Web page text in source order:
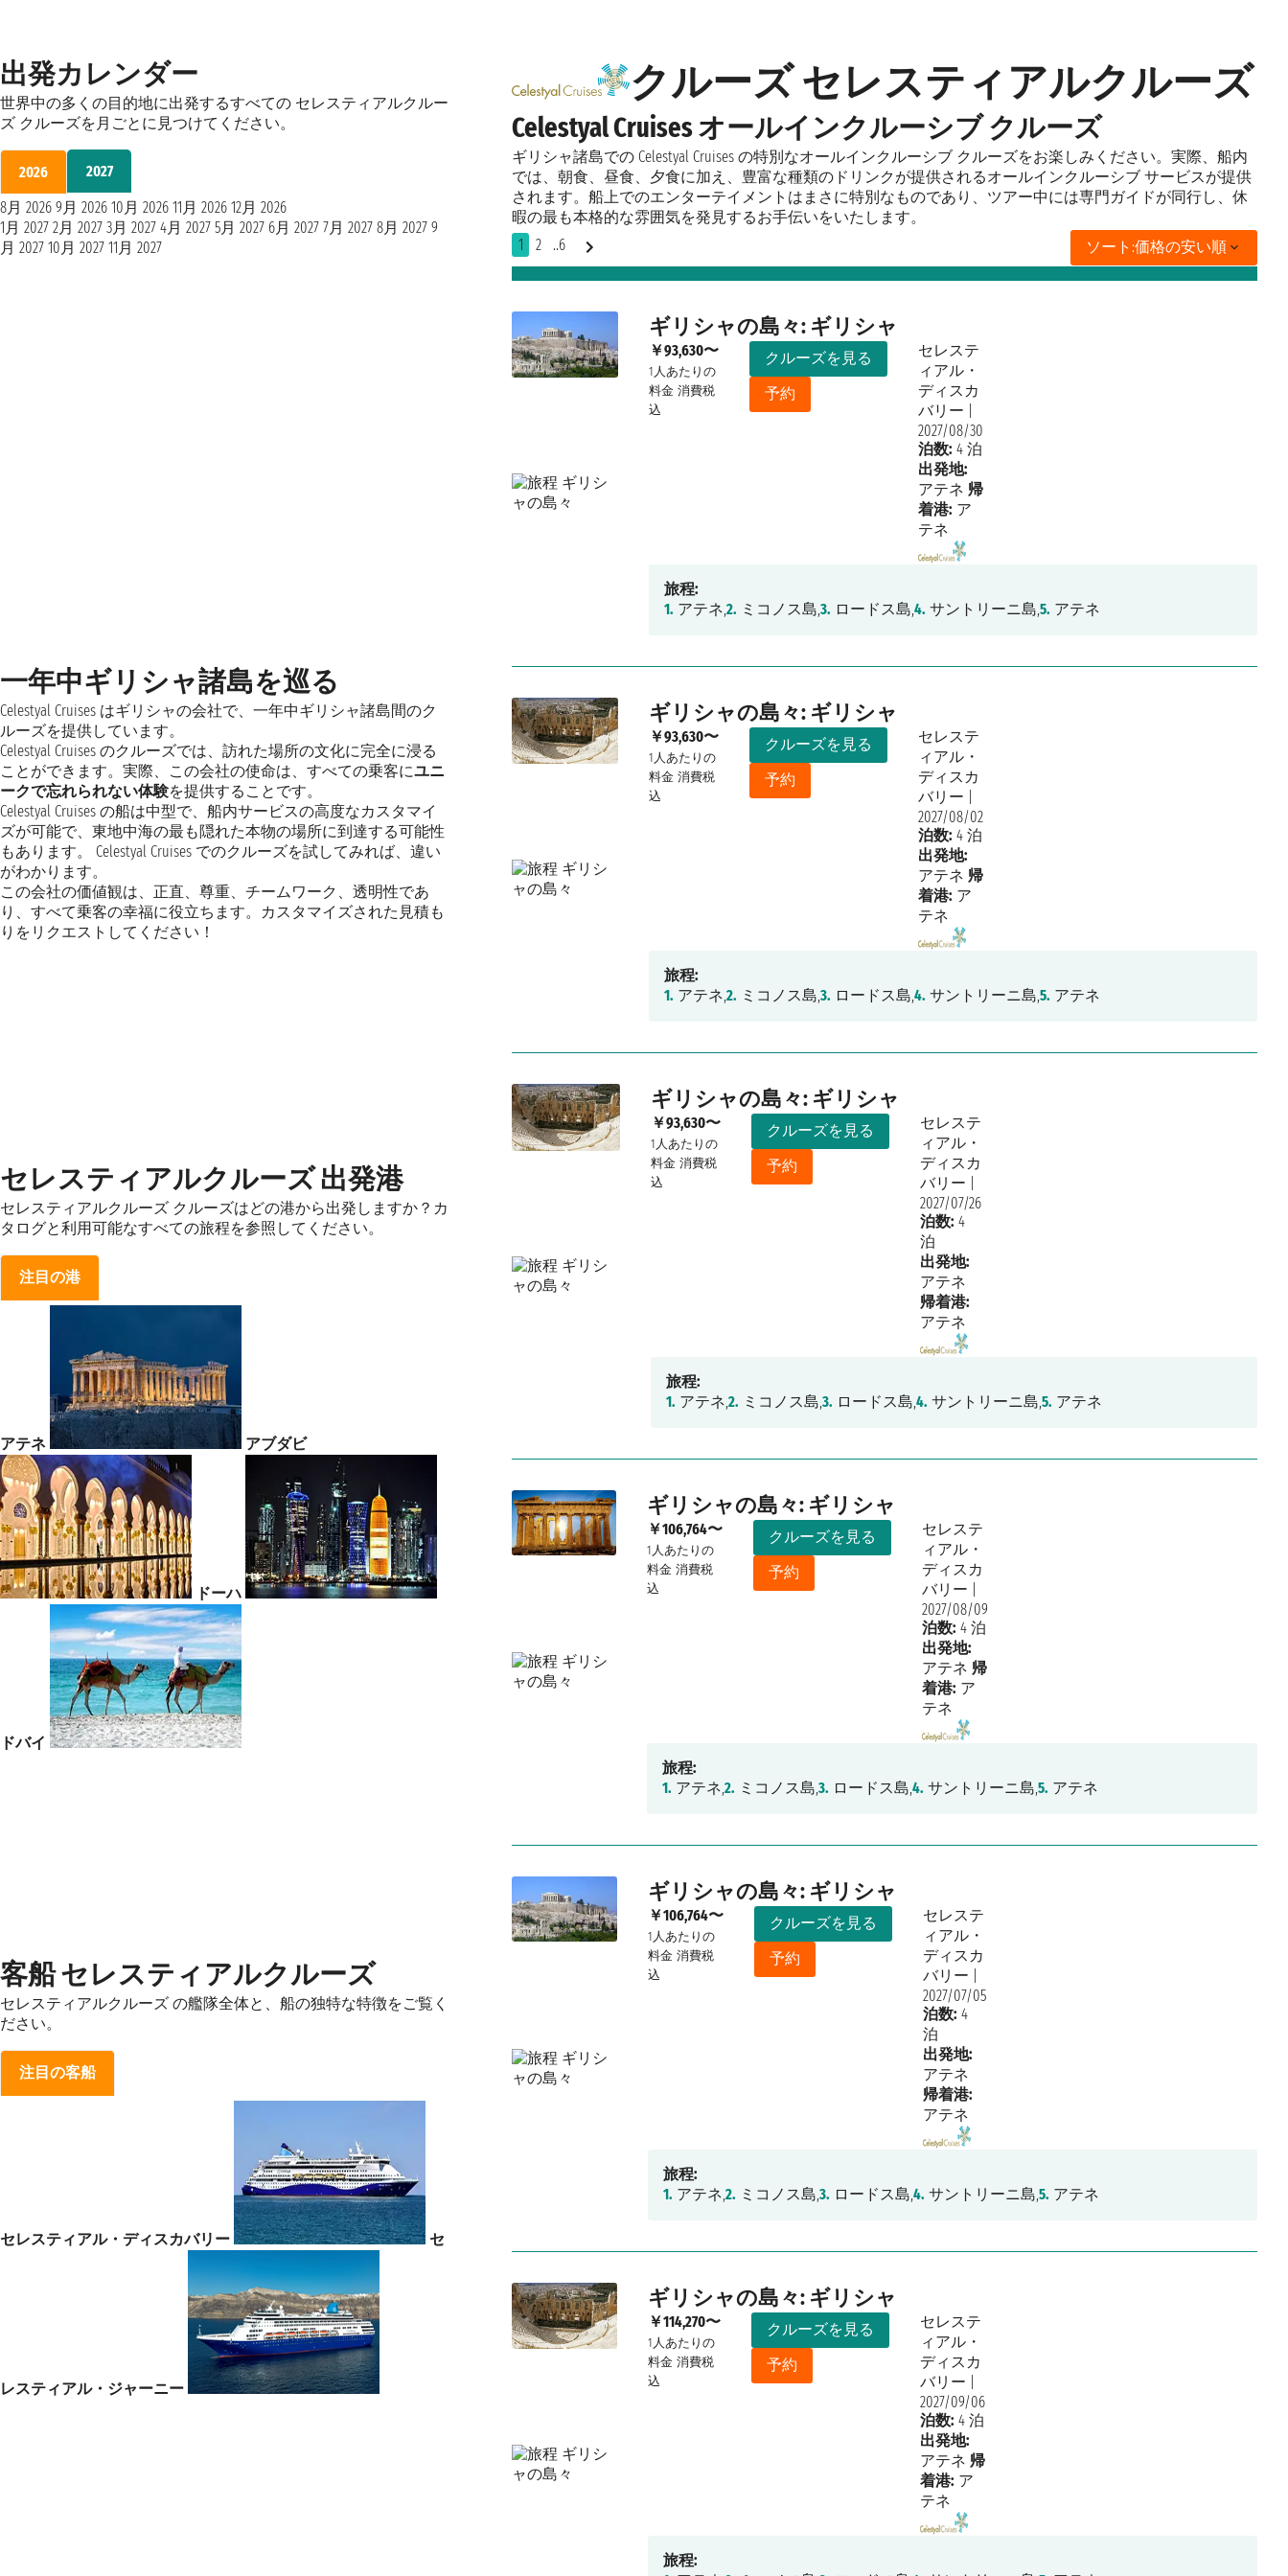
クルーズ セレスティアルクルーズ
Celestyal Cruises オールインクルーシブ クルーズ
ギリシャ諸島での Celestyal Cruises の特別なオールインクルーシブ クルーズをお楽しみください。実際、船内
では、朝食、昼食、夕食に加え、豊富な種類のドリンクが提供されるオールインクルーシブ サービスが提供
されます。船上でのエンターテイメントはまさに特別なものであり、ツアー中には専門ガイドが同行し、休
暇の最も本格的な雰囲気を発見するお手伝いをいたします。
1
2 ..6 ソート:価格の安い順
ギリシャの島々: ギリシャ
￥93,630〜
1人あたりの
料金 消費税
込
クルーズを見る
予約
セレステ
ィアル・
ディスカ
バリー
2027/08/30
泊数: 4 泊
出発地:
アテネ 帰
着港: ア
テネ
旅程:
1. アテネ,2. ミコノス島,3. ロードス島,4. サントリーニ島,5. アテネ
ギリシャの島々: ギリシャ
￥93,630〜
1人あたりの
料金 消費税
込
クルーズを見る
予約
セレステ
ィアル・
ディスカ
バリー
2027/08/02
泊数: 4 泊
出発地:
アテネ 帰
着港: ア
テネ
旅程:
1. アテネ,2. ミコノス島,3. ロードス島,4. サントリーニ島,5. アテネ
ギリシャの島々: ギリシャ
￥93,630〜
1人あたりの
料金 消費税
込
クルーズを見る
予約
セレステ
ィアル・
ディスカ
バリー
2027/07/26
泊数: 4
泊
出発地:
アテネ
帰着港:
アテネ
旅程:
1. アテネ,2. ミコノス島,3. ロードス島,4. サントリーニ島,5. アテネ
ギリシャの島々: ギリシャ
￥106,764〜
1人あたりの
料金 消費税
込
クルーズを見る
予約
セレステ
ィアル・
ディスカ
バリー
2027/08/09
泊数: 4 泊
出発地:
アテネ 帰
着港: ア
テネ
旅程:
1. アテネ,2. ミコノス島,3. ロードス島,4. サントリーニ島,5. アテネ
ギリシャの島々: ギリシャ
￥106,764〜
1人あたりの
料金 消費税
込
クルーズを見る
予約
セレステ
ィアル・
ディスカ
バリー
2027/07/05
泊数: 4
泊
出発地:
アテネ
帰着港:
アテネ
旅程:
1. アテネ,2. ミコノス島,3. ロードス島,4. サントリーニ島,5. アテネ
ギリシャの島々: ギリシャ
￥114,270〜
1人あたりの
料金 消費税
込
クルーズを見る
予約
セレステ
ィアル・
ディスカ
バリー
2027/09/06
泊数: 4 泊
出発地:
アテネ 帰
着港: ア
テネ
旅程:
出発カレンダー
世界中の多くの目的地に出発するすべての セレスティアルクルー
ズ クルーズを月ごとに見つけてください。
2026
2027
8月 2026 9月 2026 10月 2026 11月 2026 12月 2026
1月 2027 2月 2027 3月 2027 4月 2027 5月 2027 6月 2027 7月 2027 8月 2027 9
月 2027 10月 2027 11月 2027
一年中ギリシャ諸島を巡る
Celestyal Cruises はギリシャの会社で、一年中ギリシャ諸島間のク
ルーズを提供しています。
Celestyal Cruises のクルーズでは、訪れた場所の文化に完全に浸る
ことができます。実際、この会社の使命は、すべての乗客にユニ
ークで忘れられない体験を提供することです。
Celestyal Cruises の船は中型で、船内サービスの高度なカスタマイ
ズが可能で、東地中海の最も隠れた本物の場所に到達する可能性
もあります。 Celestyal Cruises でのクルーズを試してみれば、違い
がわかります。
この会社の価値観は、正直、尊重、チームワーク、透明性であ
り、すべて乗客の幸福に役立ちます。カスタマイズされた見積も
りをリクエストしてください！
セレスティアルクルーズ 出発港
セレスティアルクルーズ クルーズはどの港から出発しますか？カ
タログと利用可能なすべての旅程を参照してください。
注目の港
アテネ アブダビ
ドーハ
ドバイ
客船 セレスティアルクルーズ
セレスティアルクルーズ の艦隊全体と、船の独特な特徴をご覧く
ださい。
注目の客船
セレスティアル・ディスカバリー セ
レスティアル・ジャーニー